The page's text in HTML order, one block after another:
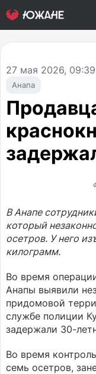
Анапа
27 мая 2026, 09:39
В Анапе
который
осетров. У него
килограмм.
Во время
Анапы выявили
придомовой
службе полиции
задержали 30-
Во время
семь осетров,